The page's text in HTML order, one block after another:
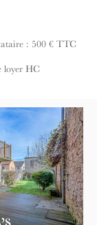
: 500 € TTC
loyer HC